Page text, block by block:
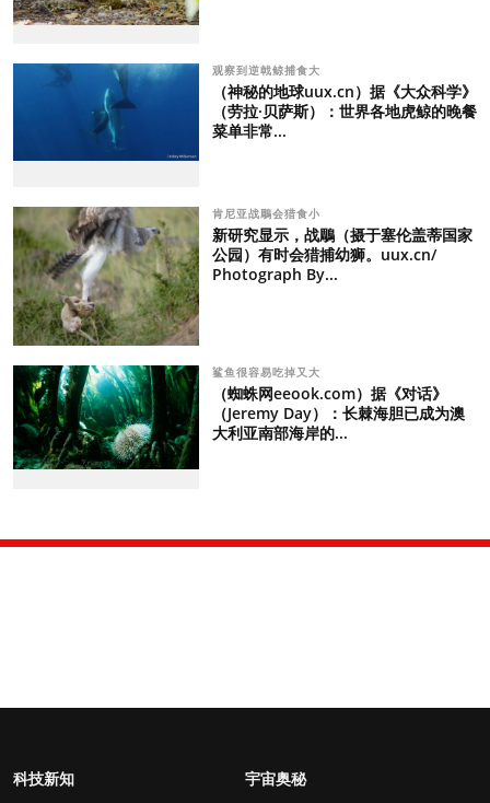
观察到逆戟鲸捕食大
（神秘的地球uux.cn）据《大众科学》
（劳拉·贝萨斯）：世界各地虎鲸的晚餐
菜单非常...
肯尼亚战鵰会猎食小
新研究显示，战鵰（摄于塞伦盖蒂国家
公园）有时会猎捕幼狮。uux.cn/
Photograph By...
鲨鱼很容易吃掉又大
（蜘蛛网eeook.com）据《对话》
（Jeremy Day）：长棘海胆已成为澳
大利亚南部海岸的...
科技新知
宇宙奥秘